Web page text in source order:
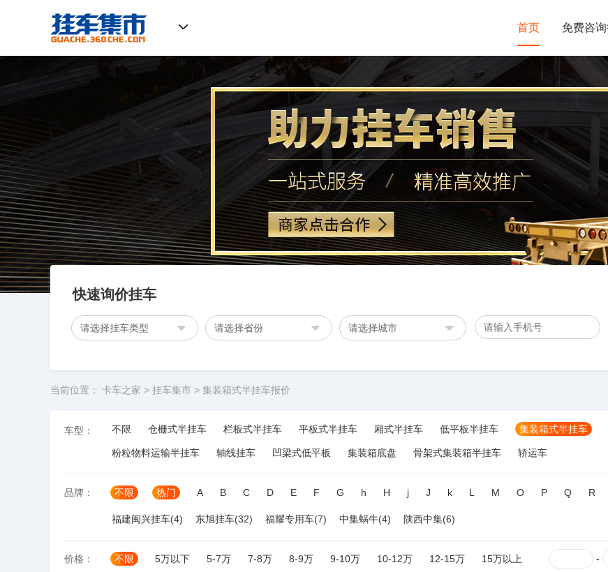
挂车集市 首页 免费咨
快速询价挂车
请选择挂车类型 请选择省份 请选择城市
当前位置： 卡车之家 > 挂车集市 > 集装箱式半挂车报价
车型： 不限 仓栅式半挂车 栏板式半挂车 平板式半挂车 厢式半挂车 低平板半挂车 集装箱式半挂车
粉粒物料运输半挂车 轴线挂车 凹梁式低平板 集装箱底盘 骨架式集装箱半挂车 轿运车
品牌： 不限 热门 A B C D E F G h H j J k L M O P Q R
福建闽兴挂车(4) 东旭挂车(32) 福耀专用车(7) 中集蜗牛(4) 陕西中集(6)
价格： 不限 5万以下 5-7万 7-8万 8-9万 9-10万 10-12万 12-15万 15万以上 -